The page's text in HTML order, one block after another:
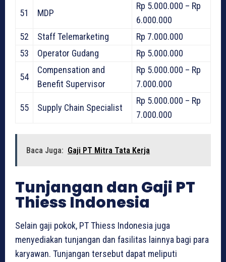
51 MDP
Rp 5.000.000 – Rp
6.000.000
52
Staff Telemarketing
Rp 7.000.000
53
Operator Gudang Rp 5.000.000
54
Compensation and
Benefit Supervisor
Rp 5.000.000 – Rp
7.000.000
55 Supply Chain Specialist
Rp 5.000.000 – Rp
7.000.000
Baca Juga: Gaji PT Mitra Tata Kerja
Tunjangan dan Gaji PT
Thiess Indonesia
Selain gaji pokok, PT Thiess Indonesia juga
menyediakan tunjangan dan fasilitas lainnya bagi para
karyawan. Tunjangan tersebut dapat meliputi